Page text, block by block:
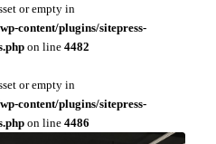
or empty in
content/plugins/sitepress-
on line 4482
or empty in
content/plugins/sitepress-
on line 4486